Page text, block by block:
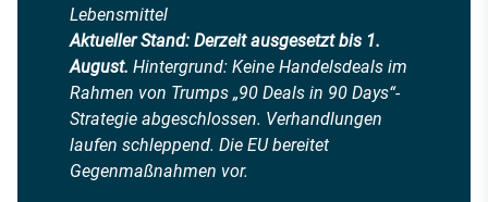
Lebensmittel
Aktueller Stand: Derzeit ausgesetzt bis 1.
August. Hintergrund: Keine Handelsdeals im
Rahmen von Trumps „90 Deals in 90 Days“-
Strategie abgeschlossen. Verhandlungen
laufen schleppend. Die EU bereitet
Gegenmaßnahmen vor.